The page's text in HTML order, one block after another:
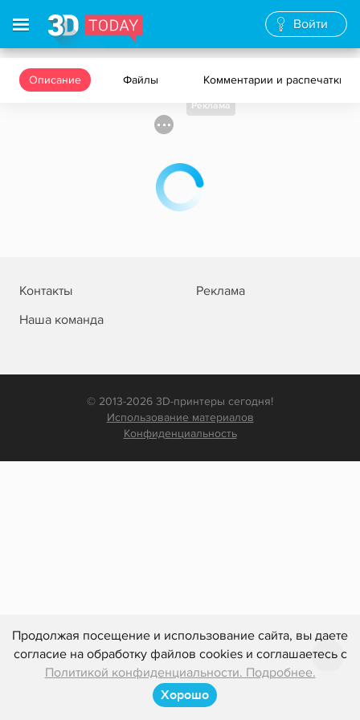
Продолжая посещение и использование сайта, вы даете
согласие на обработку файлов cookies и соглашаетесь с
Политикой конфиденциальности. Подробнее.
Хорошо
Войти
Описание Файлы Комментарии и распечатки
Реклама
Контакты
Реклама
Наша команда
© 2013-2026 3D-принтеры сегодня!
Использование материалов
Конфиденциальность